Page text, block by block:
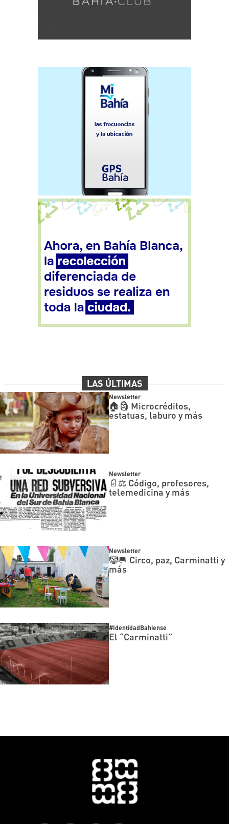
LAS ÚLTIMAS
Newsletter
🏠🗿 Microcréditos,
estatuas, laburo y más
Newsletter
📄⚖️ Código, profesores,
telemedicina y más
Newsletter
🤡🥅 Circo, paz, Carminatti y
más
#IdentidadBahiense
El “Carminatti”